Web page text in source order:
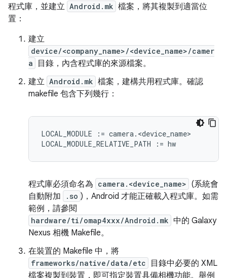
程式庫，並建立 Android.mk 檔案，將其複製到適當位
置：
建立
device/<company_name>/<device_name>/camer
a
目錄，內含程式庫的來源檔案。
建立 Android.mk 檔案，建構共用程式庫。確認
makefile 包含下列幾行：
LOCAL_MODULE := camera.<device_name>
程式庫必須命名為 camera.<device_name> (系統會
自動附加
.so )，Android 才能正確載入程式庫。如需
範例，請參閱
hardware/ti/omap4xxx/Android.mk 中的 Galaxy
Nexus 相機 Makefile。
在裝置的 Makefile 中，將
frameworks/native/data/etc
目錄中必要的 XML
檔案複製到裝置，即可指定裝置具備相機功能。舉例